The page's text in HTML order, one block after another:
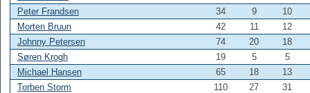
Peter Frandsen
34 9
10
Morten Bruun
42 11
12
Johnny Petersen
74 20
18
Søren Krogh
19 5
5
Michael Hansen
65 18
13
Torben Storm
110 27
31